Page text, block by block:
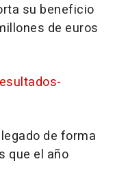
su beneficio
de euros
de forma
que el año